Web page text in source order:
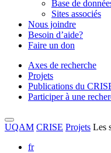
Base de
Sites associés
Nous joindre
Besoin d’aide?
Faire un don
Axes de recherche
Projets
Publications du
Participer à une
UQAM CRISE Projets Les
fr